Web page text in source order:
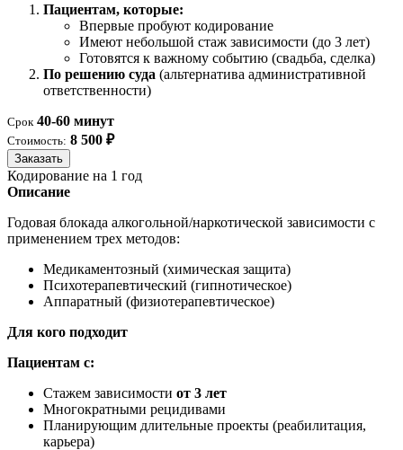
Пациентам, которые:
Впервые пробуют кодирование
Имеют небольшой стаж зависимости (до 3 лет)
Готовятся к важному событию (свадьба, сделка)
По решению суда (альтернатива административной
ответственности)
Срок 40-60 минут
Стоимость: 8 500 ₽
Заказать
Кодирование на 1 год
Описание
Годовая блокада алкогольной/наркотической зависимости с
применением трех методов:
Медикаментозный (химическая защита)
Психотерапевтический (гипнотическое)
Аппаратный (физиотерапевтическое)
Для кого подходит
Пациентам с:
Стажем зависимости от 3 лет
Многократными рецидивами
Планирующим длительные проекты (реабилитация,
карьера)